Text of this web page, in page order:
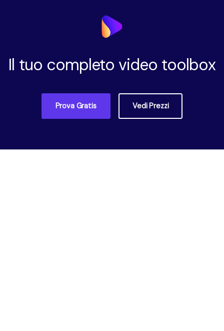
Il tuo completo video toolbox
Prova Gratis Vedi Prezzi